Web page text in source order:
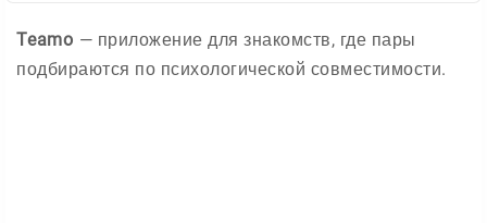
Teamo — приложение для знакомств, где пары
подбираются по психологической совместимости.